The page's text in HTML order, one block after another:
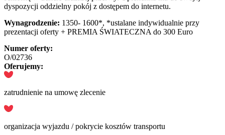
dyspozycji oddzielny pokój z dostępem do internetu.
Wynagrodzenie: 1350- 1600*, *ustalane indywidualnie przy
prezentacji oferty + PREMIA ŚWIATECZNA do 300 Euro
Numer oferty:
O/02736
Oferujemy:
zatrudnienie na umowę zlecenie
organizacja wyjazdu / pokrycie kosztów transportu